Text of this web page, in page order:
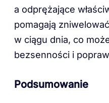
a odprężające
pomagają
w ciągu dnia, co
bezsenności i
Podsumowanie